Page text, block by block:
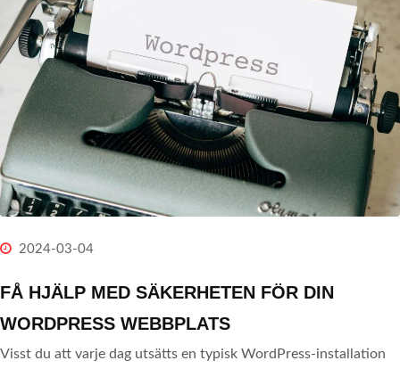
2024-03-04
FÅ HJÄLP MED SÄKERHETEN FÖR DIN
WORDPRESS WEBBPLATS
Visst du att varje dag utsätts en typisk WordPress-installation